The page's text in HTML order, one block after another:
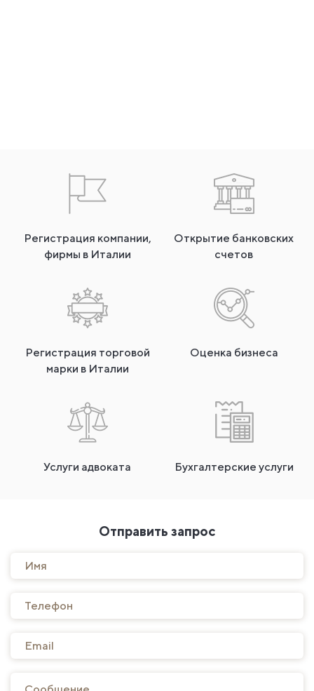
Регистрация компании,
фирмы в Италии
Открытие банковских
счетов
Регистрация торговой
марки в Италии
Оценка бизнеса
Услуги адвоката Бухгалтерские услуги
Отправить запрос